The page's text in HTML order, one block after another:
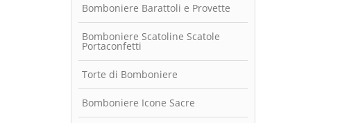
Bomboniere Barattoli e Provette
Bomboniere Scatoline Scatole
Portaconfetti
Torte di Bomboniere
Bomboniere Icone Sacre